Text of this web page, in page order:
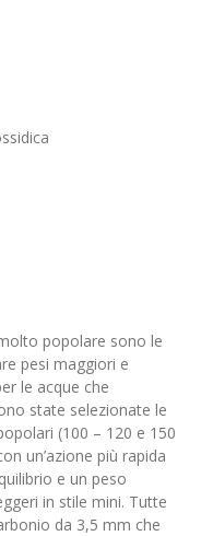
popolare sono le
pesi maggiori e
le acque che
state selezionate le
(100 – 120 e 150
un’azione più rapida
e un peso
in stile mini. Tutte
da 3,5 mm che